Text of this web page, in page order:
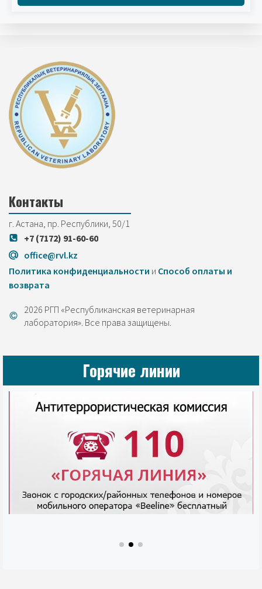
Контакты
г. Астана, пр. Республики, 50/1
+7 (7172) 91-60-60
office@rvl.kz
Политика конфиденциальности и Cпособ оплаты и
возврата
2026 РГП «Республиканская ветеринарная
лаборатория». Все права защищены.
Горячие линии